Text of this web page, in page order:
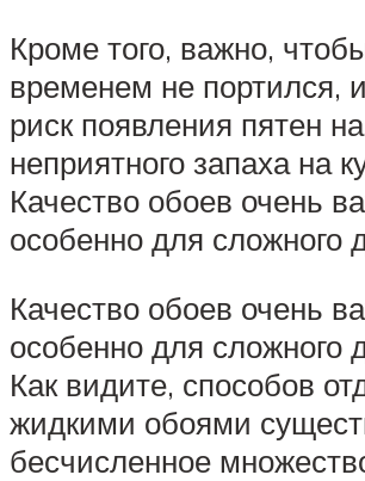
Кроме того, важно,
временем не портился,
риск появления пятен
неприятного запаха на
Качество обоев очень
особенно для сложного
Качество обоев очень
особенно для сложного
Как видите, способов
жидкими обоями
бесчисленное